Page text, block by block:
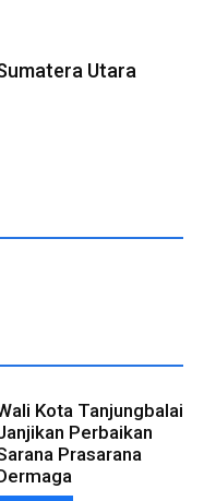
Utara
Kota Tanjungbalai
Perbaikan
Prasarana